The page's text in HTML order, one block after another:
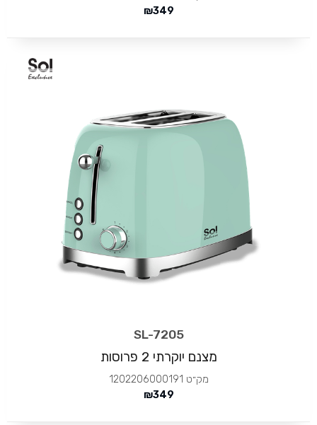
349
₪
SL-7205
מצנם יוקרתי 2 פרוסות
מק״ט 1202206000191
349
₪